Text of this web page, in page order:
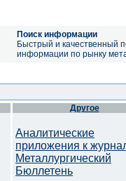
Поиск информации
Быстрый и качественный
информации по рынку
Другое
Аналитические
приложения к
Металлургический
Бюллетень